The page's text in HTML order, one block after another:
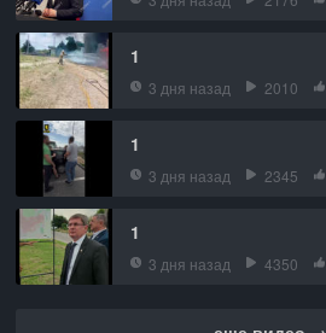
1
3 дня назад 2010
1
3 дня назад 2345
1
3 дня назад 4350